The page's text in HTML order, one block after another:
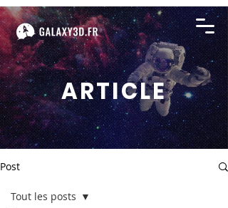
ARTICLE
Post
Tout les posts